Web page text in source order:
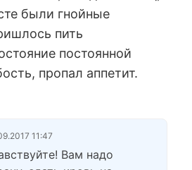
были гнойные
пить
постоянной
пропал аппетит.
11:47
Вам надо